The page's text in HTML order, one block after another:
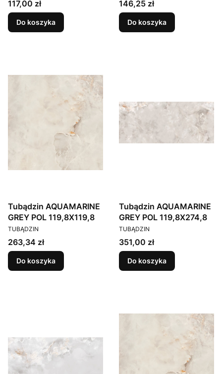
Cena
117,00 zł
Do koszyka
Cena
146,25 zł
Do koszyka
Tubądzin AQUAMARINE
GREY POL 119,8X119,8
PRODUCENT
TUBĄDZIN
Cena
263,34 zł
Do koszyka
Tubądzin AQUAMARINE
GREY POL 119,8X274,8
PRODUCENT
TUBĄDZIN
Cena
351,00 zł
Do koszyka